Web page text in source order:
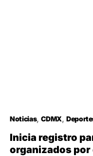
Noticias CDMX
Inicia registro
organizados por